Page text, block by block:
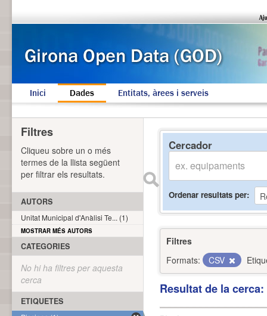
Inici Dades Entitats, àrees i serveis
Cercador
Ordenar resultats per
Filtres
Formats:
CSV
Resultat de la
Filtres
Cliqueu sobre un o més
termes de la llista següent
per filtrar els resultats.
AUTORS
Unitat Municipal d'Anàlisi Te... (1)
MOSTRAR MÉS AUTORS
CATEGORIES
No hi ha filtres per aquesta
cerca
ETIQUETES